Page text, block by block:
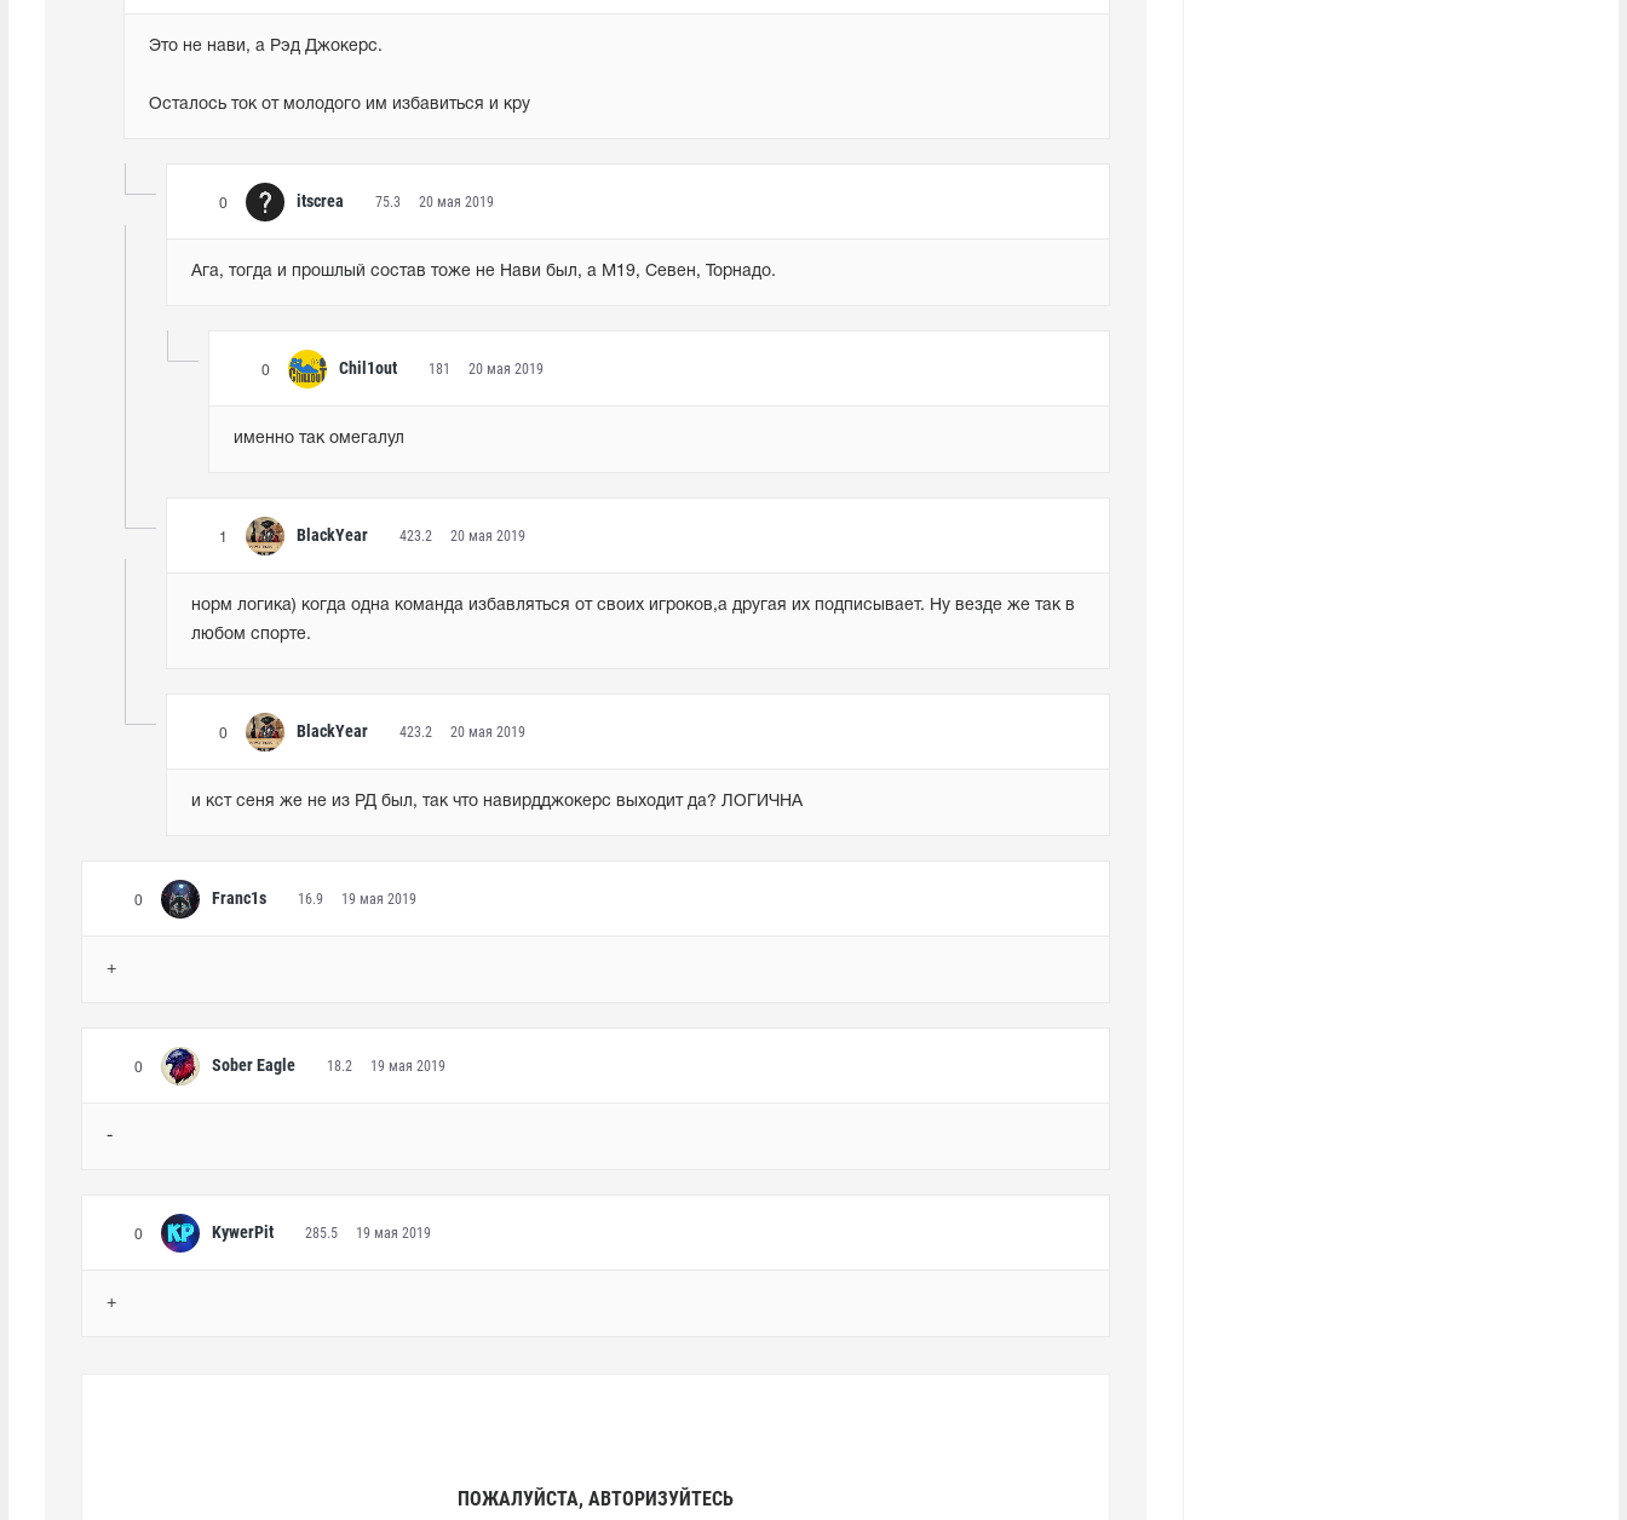
Это не нави, а Рэд Джокерс.
Осталось ток от молодого им избавиться и кру
0 itscrea 75.3 20 мая 2019
Ага, тогда и прошлый состав тоже не Нави был, а М19, Севен, Торнадо.
0 Chil1out 181 20 мая 2019
именно так омегалул
1 BlackYear 423.2 20 мая 2019
норм логика) когда одна команда избавляться от своих игроков,а другая их подписывает. Ну везде же так в
любом спорте.
0 BlackYear 423.2 20 мая 2019
и кст сеня же не из РД был, так что навирдджокерс выходит да? ЛОГИЧНА
0 Franc1s 16.9 19 мая 2019
+
0 Sober Eagle 18.2 19 мая 2019
-
0 KywerPit 285.5 19 мая 2019
+
ПОЖАЛУЙСТА, АВТОРИЗУЙТЕСЬ